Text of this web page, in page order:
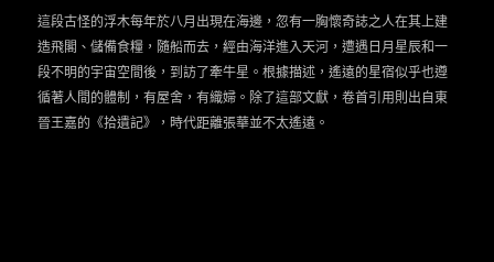
這段古怪的浮木每年於八月出現在海邊，忽有一胸懷奇誌之人在其上建
造飛閣、儲備食糧，隨船而去，經由海洋進入天河，遭遇日月星辰和一
段不明的宇宙空間後，到訪了牽牛星。根據描述，遙遠的星宿似乎也遵
循著人間的體制，有屋舍，有織婦。除了這部文獻，卷首引用則出自東
晉王嘉的《拾遺記》，時代距離張華並不太遙遠。